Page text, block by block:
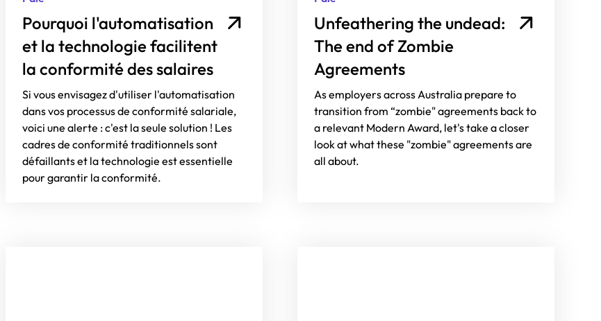
Pourquoi l'automatisation
et la technologie facilitent
la conformité des salaires
Si vous envisagez d'utiliser l'automatisation
dans vos processus de conformité salariale,
voici une alerte : c'est la seule solution ! Les
cadres de conformité traditionnels sont
défaillants et la technologie est essentielle
pour garantir la conformité.
Unfeathering the undead:
The end of Zombie
Agreements
As employers across Australia prepare to
transition from “zombie" agreements back to
a relevant Modern Award, let's take a closer
look at what these "zombie" agreements are
all about.